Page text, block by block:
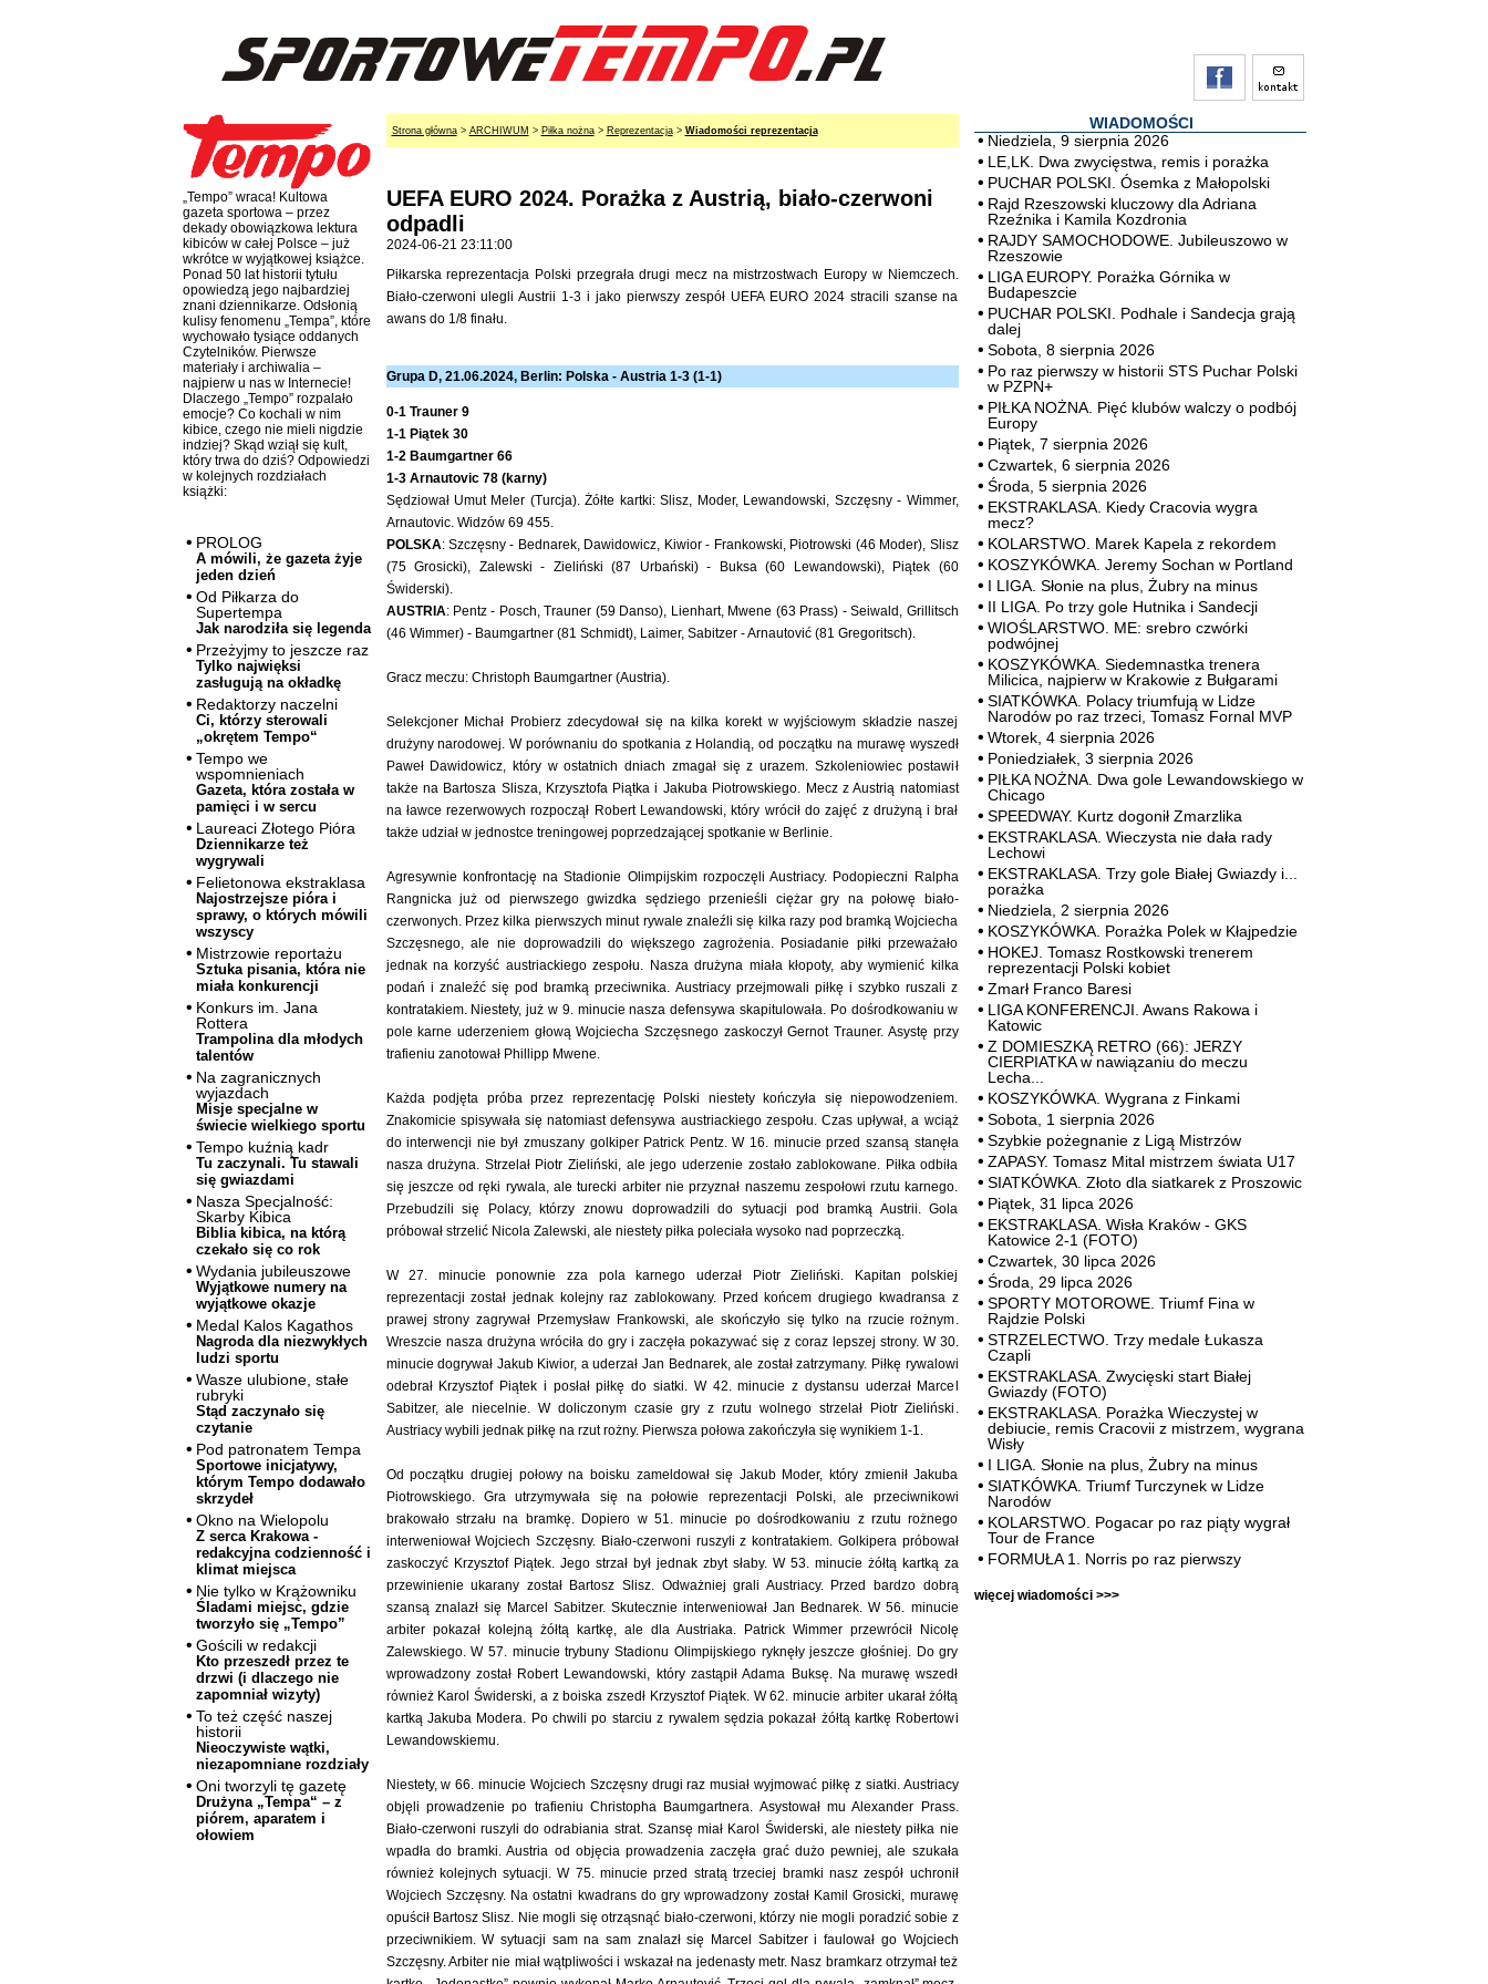
„Tempo” wraca! Kultowa
gazeta sportowa – przez
dekady obowiązkowa lektura
kibiców w całej Polsce – już
wkrótce w wyjątkowej książce.
Ponad 50 lat historii tytułu
opowiedzą jego najbardziej
znani dziennikarze. Odsłonią
kulisy fenomenu „Tempa”, które
wychowało tysiące oddanych
Czytelników. Pierwsze
materiały i archiwalia –
najpierw u nas w Internecie!
Dlaczego „Tempo” rozpalało
emocje? Co kochali w nim
kibice, czego nie mieli nigdzie
indziej? Skąd wziął się kult,
który trwa do dziś? Odpowiedzi
w kolejnych rozdziałach
książki:
PROLOG
A mówili, że gazeta żyje
jeden dzień
Od Piłkarza do
Supertempa
Jak narodziła się legenda
Przeżyjmy to jeszcze raz
Tylko najwięksi
zasługują na okładkę
Redaktorzy naczelni
Ci, którzy sterowali
„okrętem Tempo“
Tempo we
wspomnieniach
Gazeta, która została w
pamięci i w sercu
Laureaci Złotego Pióra
Dziennikarze też
wygrywali
Felietonowa ekstraklasa
Najostrzejsze pióra i
sprawy, o których mówili
wszyscy
Mistrzowie reportażu
Sztuka pisania, która nie
miała konkurencji
Konkurs im. Jana
Rottera
Trampolina dla młodych
talentów
Na zagranicznych
wyjazdach
Misje specjalne w
świecie wielkiego sportu
Tempo kuźnią kadr
Tu zaczynali. Tu stawali
się gwiazdami
Nasza Specjalność:
Skarby Kibica
Biblia kibica, na którą
czekało się co rok
Wydania jubileuszowe
Wyjątkowe numery na
wyjątkowe okazje
Medal Kalos Kagathos
Nagroda dla niezwykłych
ludzi sportu
Wasze ulubione, stałe
rubryki
Stąd zaczynało się
czytanie
Pod patronatem Tempa
Sportowe inicjatywy,
którym Tempo dodawało
skrzydeł
Okno na Wielopolu
Z serca Krakowa -
redakcyjna codzienność i
klimat miejsca
Nie tylko w Krążowniku
Śladami miejsc, gdzie
tworzyło się „Tempo”
Gościli w redakcji
Kto przeszedł przez te
drzwi (i dlaczego nie
zapomniał wizyty)
To też część naszej
historii
Nieoczywiste wątki,
niezapomniane rozdziały
Oni tworzyli tę gazetę
Drużyna „Tempa“ – z
piórem, aparatem i
ołowiem
Strona główna> ARCHIWUM > Piłka nożna> Reprezentacja> Wiadomości reprezentacja
UEFA EURO 2024. Porażka z Austrią, biało-czerwoni
odpadli
2024-06-21 23:11:00
Piłkarska reprezentacja Polski przegrała drugi mecz na mistrzostwach Europy w Niemczech.
Biało-czerwoni ulegli Austrii 1-3 i jako pierwszy zespół UEFA EURO 2024 stracili szanse na
awans do 1/8 finału.
Grupa D, 21.06.2024, Berlin: Polska - Austria 1-3 (1-1)
0-1 Trauner 9
1-1 Piątek 30
1-2 Baumgartner 66
1-3 Arnautovic 78 (karny)
Sędziował Umut Meler (Turcja). Żółte kartki: Slisz, Moder, Lewandowski, Szczęsny - Wimmer,
Arnautovic. Widzów 69 455.
POLSKA: Szczęsny - Bednarek, Dawidowicz, Kiwior - Frankowski, Piotrowski (46 Moder), Slisz
(75 Grosicki), Zalewski - Zieliński (87 Urbański) - Buksa (60 Lewandowski), Piątek (60
Świderski).
AUSTRIA: Pentz - Posch, Trauner (59 Danso), Lienhart, Mwene (63 Prass) - Seiwald, Grillitsch
(46 Wimmer) - Baumgartner (81 Schmidt), Laimer, Sabitzer - Arnautović (81 Gregoritsch).
Gracz meczu: Christoph Baumgartner (Austria).
Selekcjoner Michał Probierz zdecydował się na kilka korekt w wyjściowym składzie naszej
drużyny narodowej. W porównaniu do spotkania z Holandią, od początku na murawę wyszedł
Paweł Dawidowicz, który w ostatnich dniach zmagał się z urazem. Szkoleniowiec postawił
także na Bartosza Slisza, Krzysztofa Piątka i Jakuba Piotrowskiego. Mecz z Austrią natomiast
na ławce rezerwowych rozpoczął Robert Lewandowski, który wrócił do zajęć z drużyną i brał
także udział w jednostce treningowej poprzedzającej spotkanie w Berlinie.
Agresywnie konfrontację na Stadionie Olimpijskim rozpoczęli Austriacy. Podopieczni Ralpha
Rangnicka już od pierwszego gwizdka sędziego przenieśli ciężar gry na połowę biało-
czerwonych. Przez kilka pierwszych minut rywale znaleźli się kilka razy pod bramką Wojciecha
Szczęsnego, ale nie doprowadzili do większego zagrożenia. Posiadanie piłki przeważało
jednak na korzyść austriackiego zespołu. Nasza drużyna miała kłopoty, aby wymienić kilka
podań i znaleźć się pod bramką przeciwnika. Austriacy przejmowali piłkę i szybko ruszali z
kontratakiem. Niestety, już w 9. minucie nasza defensywa skapitulowała. Po dośrodkowaniu w
pole karne uderzeniem głową Wojciecha Szczęsnego zaskoczył Gernot Trauner. Asystę przy
trafieniu zanotował Phillipp Mwene.
Każda podjęta próba przez reprezentację Polski niestety kończyła się niepowodzeniem.
Znakomicie spisywała się natomiast defensywa austriackiego zespołu. Czas upływał, a wciąż
do interwencji nie był zmuszany golkiper Patrick Pentz. W 16. minucie przed szansą stanęła
nasza drużyna. Strzelał Piotr Zieliński, ale jego uderzenie zostało zablokowane. Piłka odbiła
się jeszcze od ręki rywala, ale turecki arbiter nie przyznał naszemu zespołowi rzutu karnego.
Przebudzili się Polacy, którzy znowu doprowadzili do sytuacji pod bramką Austrii. Gola
próbował strzelić Nicola Zalewski, ale niestety piłka poleciała wysoko nad poprzeczką.
W 27. minucie ponownie zza pola karnego uderzał Piotr Zieliński. Kapitan polskiej
reprezentacji został jednak kolejny raz zablokowany. Przed końcem drugiego kwadransa z
prawej strony zagrywał Przemysław Frankowski, ale skończyło się tylko na rzucie rożnym.
Wreszcie nasza drużyna wróciła do gry i zaczęła pokazywać się z coraz lepszej strony. W 30.
minucie dogrywał Jakub Kiwior, a uderzał Jan Bednarek, ale został zatrzymany. Piłkę rywalowi
odebrał Krzysztof Piątek i posłał piłkę do siatki. W 42. minucie z dystansu uderzał Marcel
Sabitzer, ale niecelnie. W doliczonym czasie gry z rzutu wolnego strzelał Piotr Zieliński.
Austriacy wybili jednak piłkę na rzut rożny. Pierwsza połowa zakończyła się wynikiem 1-1.
Od początku drugiej połowy na boisku zameldował się Jakub Moder, który zmienił Jakuba
Piotrowskiego. Gra utrzymywała się na połowie reprezentacji Polski, ale przeciwnikowi
brakowało strzału na bramkę. Dopiero w 51. minucie po dośrodkowaniu z rzutu rożnego
interweniował Wojciech Szczęsny. Biało-czerwoni ruszyli z kontratakiem. Golkipera próbował
zaskoczyć Krzysztof Piątek. Jego strzał był jednak zbyt słaby. W 53. minucie żółtą kartką za
przewinienie ukarany został Bartosz Slisz. Odważniej grali Austriacy. Przed bardzo dobrą
szansą znalazł się Marcel Sabitzer. Skutecznie interweniował Jan Bednarek. W 56. minucie
arbiter pokazał kolejną żółtą kartkę, ale dla Austriaka. Patrick Wimmer przewrócił Nicolę
Zalewskiego. W 57. minucie trybuny Stadionu Olimpijskiego ryknęły jeszcze głośniej. Do gry
wprowadzony został Robert Lewandowski, który zastąpił Adama Buksę. Na murawę wszedł
również Karol Świderski, a z boiska zszedł Krzysztof Piątek. W 62. minucie arbiter ukarał żółtą
kartką Jakuba Modera. Po chwili po starciu z rywalem sędzia pokazał żółtą kartkę Robertowi
Lewandowskiemu.
Niestety, w 66. minucie Wojciech Szczęsny drugi raz musiał wyjmować piłkę z siatki. Austriacy
objęli prowadzenie po trafieniu Christopha Baumgartnera. Asystował mu Alexander Prass.
Biało-czerwoni ruszyli do odrabiania strat. Szansę miał Karol Świderski, ale niestety piłka nie
wpadła do bramki. Austria od objęcia prowadzenia zaczęła grać dużo pewniej, ale szukała
również kolejnych sytuacji. W 75. minucie przed stratą trzeciej bramki nasz zespół uchronił
Wojciech Szczęsny. Na ostatni kwadrans do gry wprowadzony został Kamil Grosicki, murawę
opuścił Bartosz Slisz. Nie mogli się otrząsnąć biało-czerwoni, którzy nie mogli poradzić sobie z
przeciwnikiem. W sytuacji sam na sam znalazł się Marcel Sabitzer i faulował go Wojciech
Szczęsny. Arbiter nie miał wątpliwości i wskazał na jedenasty metr. Nasz bramkarz otrzymał też
WIADOMOŚCI
Niedziela, 9 sierpnia 2026
LE,LK. Dwa zwycięstwa, remis i porażka
PUCHAR POLSKI. Ósemka z Małopolski
Rajd Rzeszowski kluczowy dla Adriana
Rzeźnika i Kamila Kozdronia
RAJDY SAMOCHODOWE. Jubileuszowo w
Rzeszowie
LIGA EUROPY. Porażka Górnika w
Budapeszcie
PUCHAR POLSKI. Podhale i Sandecja grają
dalej
Sobota, 8 sierpnia 2026
Po raz pierwszy w historii STS Puchar Polski
w PZPN+
PIŁKA NOŻNA. Pięć klubów walczy o podbój
Europy
Piątek, 7 sierpnia 2026
Czwartek, 6 sierpnia 2026
Środa, 5 sierpnia 2026
EKSTRAKLASA. Kiedy Cracovia wygra
mecz?
KOLARSTWO. Marek Kapela z rekordem
KOSZYKÓWKA. Jeremy Sochan w Portland
I LIGA. Słonie na plus, Żubry na minus
II LIGA. Po trzy gole Hutnika i Sandecji
WIOŚLARSTWO. ME: srebro czwórki
podwójnej
KOSZYKÓWKA. Siedemnastka trenera
Milicica, najpierw w Krakowie z Bułgarami
SIATKÓWKA. Polacy triumfują w Lidze
Narodów po raz trzeci, Tomasz Fornal MVP
Wtorek, 4 sierpnia 2026
Poniedziałek, 3 sierpnia 2026
PIŁKA NOŻNA. Dwa gole Lewandowskiego w
Chicago
SPEEDWAY. Kurtz dogonił Zmarzlika
EKSTRAKLASA. Wieczysta nie dała rady
Lechowi
EKSTRAKLASA. Trzy gole Białej Gwiazdy i...
porażka
Niedziela, 2 sierpnia 2026
KOSZYKÓWKA. Porażka Polek w Kłajpedzie
HOKEJ. Tomasz Rostkowski trenerem
reprezentacji Polski kobiet
Zmarł Franco Baresi
LIGA KONFERENCJI. Awans Rakowa i
Katowic
Z DOMIESZKĄ RETRO (66): JERZY
CIERPIATKA w nawiązaniu do meczu
Lecha...
KOSZYKÓWKA. Wygrana z Finkami
Sobota, 1 sierpnia 2026
Szybkie pożegnanie z Ligą Mistrzów
ZAPASY. Tomasz Mital mistrzem świata U17
SIATKÓWKA. Złoto dla siatkarek z Proszowic
Piątek, 31 lipca 2026
EKSTRAKLASA. Wisła Kraków - GKS
Katowice 2-1 (FOTO)
Czwartek, 30 lipca 2026
Środa, 29 lipca 2026
SPORTY MOTOROWE. Triumf Fina w
Rajdzie Polski
STRZELECTWO. Trzy medale Łukasza
Czapli
EKSTRAKLASA. Zwycięski start Białej
Gwiazdy (FOTO)
EKSTRAKLASA. Porażka Wieczystej w
debiucie, remis Cracovii z mistrzem, wygrana
Wisły
I LIGA. Słonie na plus, Żubry na minus
SIATKÓWKA. Triumf Turczynek w Lidze
Narodów
KOLARSTWO. Pogacar po raz piąty wygrał
Tour de France
FORMUŁA 1. Norris po raz pierwszy
więcej wiadomości >>>